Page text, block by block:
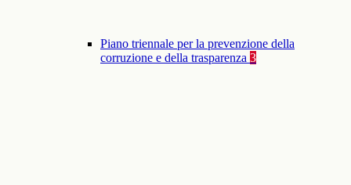
Piano triennale per la prevenzione della
corruzione e della trasparenza 3